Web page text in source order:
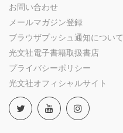
お問い合わせ
メールマガジン登録
ブラウザプッシュ通知について
光文社電子書籍取扱書店
プライバシーポリシー
光文社オフィシャルサイト